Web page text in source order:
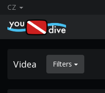
CZ
Videa Filters